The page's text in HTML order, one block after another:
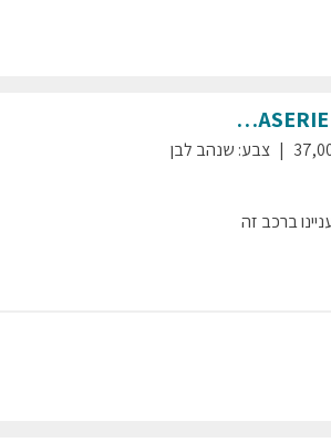
PRIMASERIE
צבע: שנהב לבן
ברכב זה